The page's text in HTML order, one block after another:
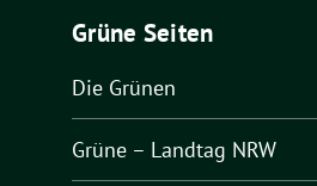
Grüne Seiten
Die Grünen
Grüne – Landtag NRW